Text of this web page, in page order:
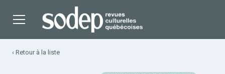
‹ Retour à la liste